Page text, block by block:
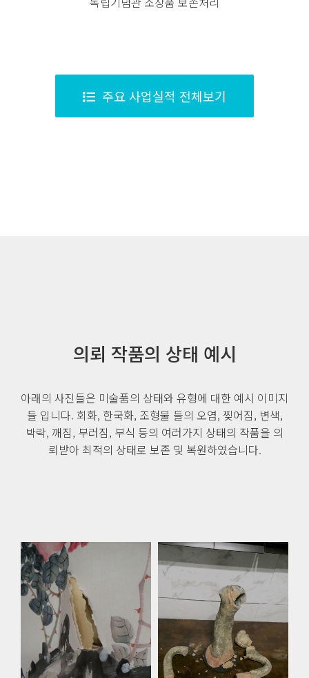
주요 사업실적 전체보기
의뢰 작품의 상태 예시
아래의 사진들은 미술품의 상태와 유형에 대한 예시 이미지
들 입니다. 회화, 한국화, 조형물 들의 오염, 찢어짐, 변색,
박락, 깨짐, 부러짐, 부식 등의 여러가지 상태의 작품을 의
뢰받아 최적의 상태로 보존 및 복원하였습니다.